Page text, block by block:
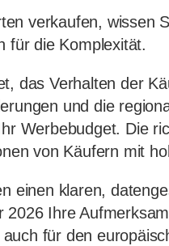
verkaufen, wissen
für die Komplexität.
das Verhalten der
und die
Werbebudget. Die
von Käufern mit
einen klaren,
Ihre
für den